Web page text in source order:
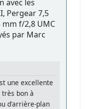
avec les
Pergear 7,5
f/2,8 UMC
par Marc
une excellente
bon à
d'arrière-plan